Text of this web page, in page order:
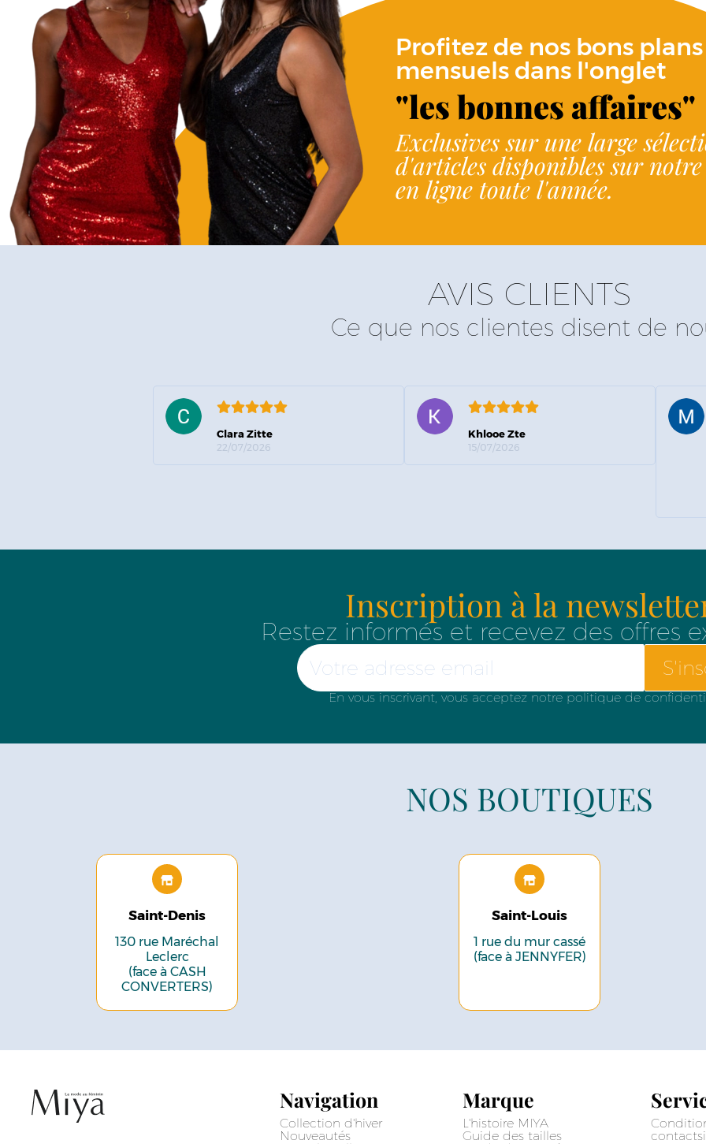
Profitez de nos bons plans
mensuels dans l'onglet
"les bonnes affaires"
Exclusives sur une large
d'articles disponibles sur
en ligne toute l'année.
AVIS CLIENTS
Ce que nos clientes disent de
Clara Zitte
22/07/2026
Khlooe Zte
15/07/2026
Inscription à la
Restez informés et recevez des offres
En vous inscrivant, vous acceptez notre politique de
NOS BOUTIQUES
Saint-Denis
130 rue Maréchal
Leclerc
(face à CASH
CONVERTERS)
Saint-Louis
1 rue du mur cassé
(face à JENNYFER)
Navigation
Collection d'hiver
Nouveautés
Marque
L'histoire MIYA
Guide des tailles